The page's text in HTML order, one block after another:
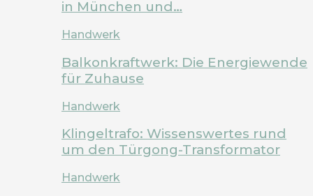
in München und…
Handwerk
Balkonkraftwerk: Die Energiewende
für Zuhause
Handwerk
Klingeltrafo: Wissenswertes rund
um den Türgong-Transformator
Handwerk